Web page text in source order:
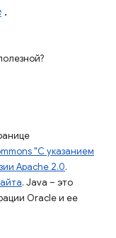
.
"С указанием
Apache 2.0.
. Java – это
Oracle и ее